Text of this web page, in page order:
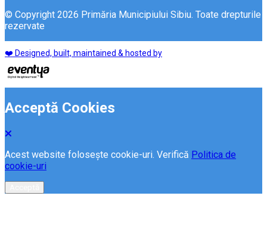
© Copyright 2026 Primăria Municipiului Sibiu. Toate drepturile
rezervate
❤️ Designed, built, maintained & hosted by
Acceptă Cookies
Acest website folosește cookie-uri. Verifică Politica de
cookie-uri